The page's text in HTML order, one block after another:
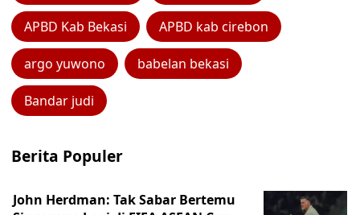
APBD Kab Bekasi APBD kab cirebon
argo yuwono babelan bekasi
Bandar judi
Berita Populer
John Herdman: Tak Sabar Bertemu